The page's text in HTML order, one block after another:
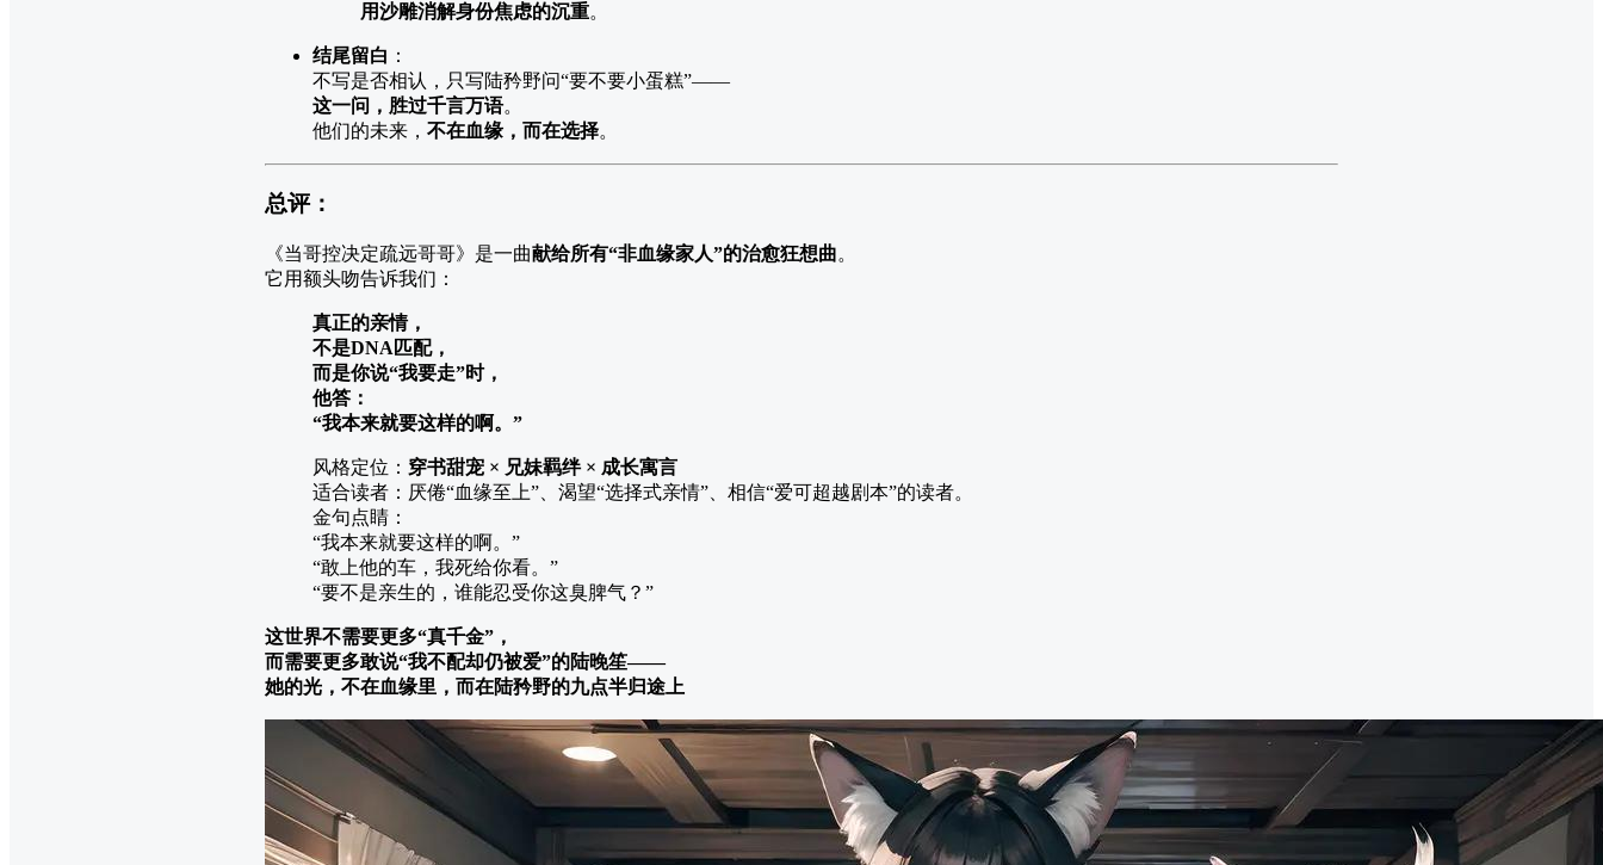
用沙雕消解身份焦虑的沉重。
结尾留白 ：
不写是否相认，只写陆矜野问“要不要小蛋糕”——
这一问，胜过千言万语。
他们的未来， 不在血缘，而在选择。
总评：
《当哥控决定疏远哥哥》是一曲献给所有“非血缘家人”的治愈狂想曲。
它用额头吻告诉我们：
真正的亲情，
不是DNA匹配，
而是你说“我要走”时，
他答：
“我本来就要这样的啊。”
风格定位： 穿书甜宠 × 兄妹羁绊 × 成长寓言
适合读者：厌倦“血缘至上”、渴望“选择式亲情”、相信“爱可超越剧本”的读者。
金句点睛：
“我本来就要这样的啊。”
“敢上他的车，我死给你看。”
“要不是亲生的，谁能忍受你这臭脾气？”
这世界不需要更多“真千金”，
而需要更多敢说“我不配却仍被爱”的陆晚笙——
她的光，不在血缘里，而在陆矜野的九点半归途上